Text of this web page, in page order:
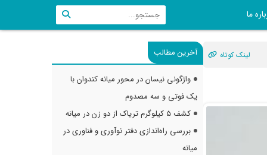
ما
لینک کوتاه آخرین مطالب
واژگونی نیسان در محور میانه کندوان با
یک فوتی و سه مصدوم
کشف ۵ کیلوگرم تریاک از دو زن در میانه
بررسی راه‌اندازی دفتر نوآوری و فناوری در
میانه